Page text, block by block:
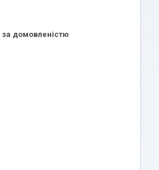
за домовленістю